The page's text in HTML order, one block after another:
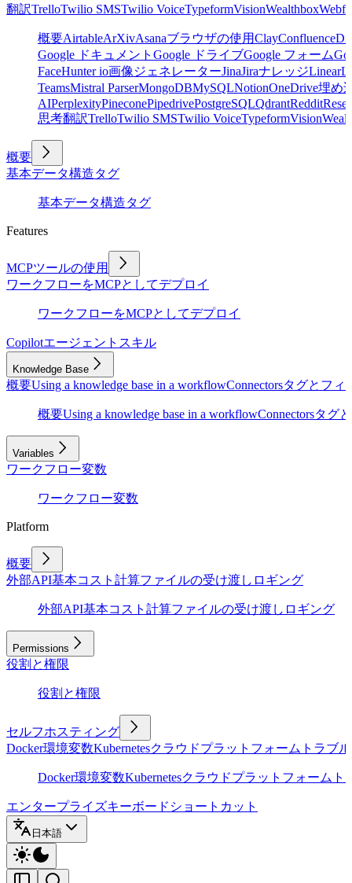
翻訳TrelloTwilio SMSTwilio VoiceTypeformVisionWealthbox
概要AirtableArXivAsanaブラウザの使用ClayConfluence
Google ドキュメント Google ドライブGoogle フォーム
FaceHunter io画像ジェネレーターJinaJiraナレッジLinear
TeamsMistral ParserMongoDBMySQLNotionOneDrive埋め
AIPerplexityPineconePipedrivePostgreSQLQdrantReddit
思考翻訳TrelloTwilio SMSTwilio VoiceTypeformVision
概要
基本データ構造タグ
基本データ構造タグ
Features
MCPツールの使用
ワークフローをMCPとしてデプロイ
ワークフローをMCPとしてデプロイ
Copilotエージェントスキル
Knowledge Base
概要Using a knowledge base in a workflowConnectorsタグとフィ
概要Using a knowledge base in a workflowConnectorsタグ
Variables
ワークフロー変数
ワークフロー変数
Platform
概要
外部API基本コスト計算ファイルの受け渡し ロギング
外部API基本コスト計算ファイルの受け渡し ロギング
Permissions
役割と権限
役割と権限
セルフホスティング
Docker環境変数Kubernetesクラウドプラットフォーム トラブ
Docker環境変数Kubernetesクラウドプラットフォーム ト
エンタープライズキーボードショートカット
日本語